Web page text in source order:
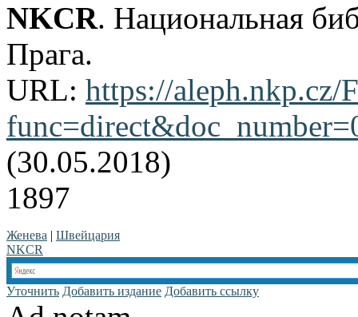
NKCR. Национальная
Прага.
URL: https://aleph.nkp.cz/
(30.05.2018)
1897
Женева | Швейцария
NKCR
Уточнить Добавить издание Добавить ссылку